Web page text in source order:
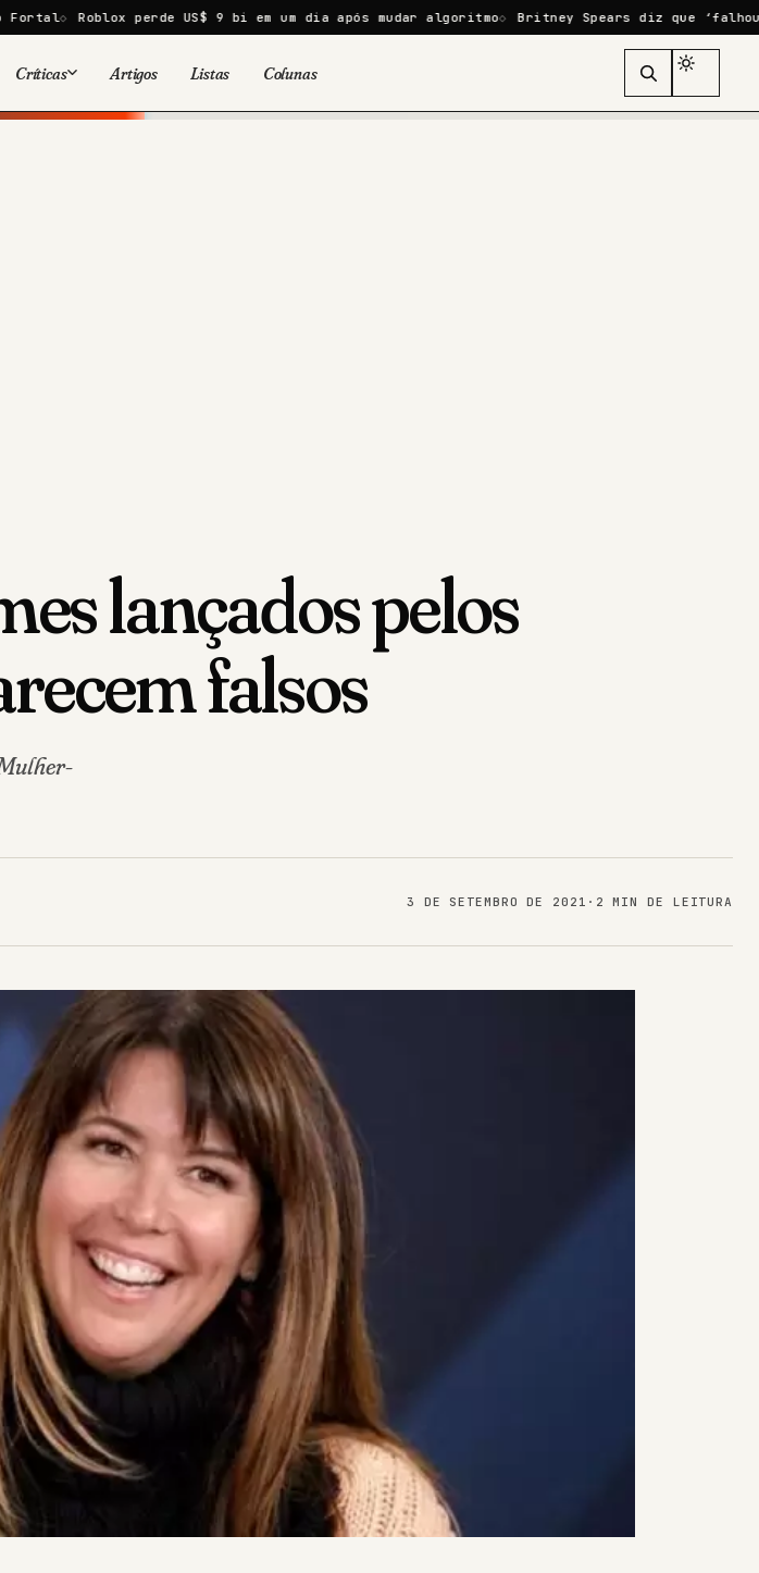
perde US$ 9 bi em um dia após mudar algoritmo Britney Spears diz que ‘falhou como
Críticas Artigos Listas Colunas
lançados pelos
falsos
3 DE SETEMBRO DE 2021 · 2 MIN DE LEITURA